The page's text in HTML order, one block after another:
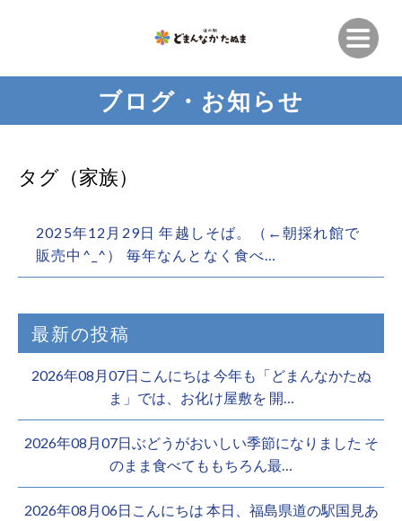
ブログ・お知らせ
タグ（家族）
2025年12月29日 年越しそば。（←朝採れ館で
販売中^_^） 毎年なんとなく食べ…
最新の投稿
2026年08月07日こんにちは 今年も「どまんなかたぬ
ま」では、お化け屋敷を 開…
2026年08月07日ぶどうがおいしい季節になりました そ
のまま食べてももちろん最…
2026年08月06日こんにちは 本日、福島県道の駅国見あ